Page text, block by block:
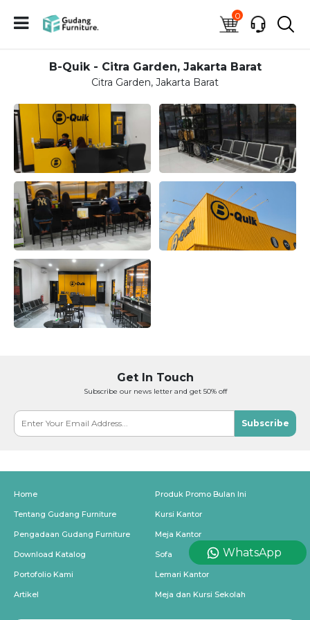
0
B-Quik - Citra Garden, Jakarta Barat
Citra Garden, Jakarta Barat
Get In Touch
Subscribe our news letter and get 50% off
Subscribe
Home
Tentang Gudang Furniture
Pengadaan Gudang Furniture
Download Katalog
Portofolio Kami
Artikel
Produk Promo Bulan Ini
Kursi Kantor
Meja Kantor
Sofa
Lemari Kantor
Meja dan Kursi Sekolah
WhatsApp